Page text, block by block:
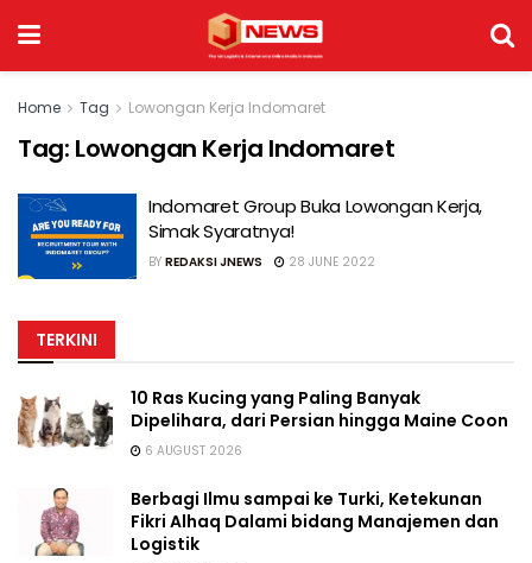
Home Tag Lowongan Kerja Indomaret
Tag: Lowongan Kerja Indomaret
Indomaret Group Buka Lowongan Kerja,
Simak Syaratnya!
BY REDAKSI JNEWS 28 JUNE 2022
TERKINI
10 Ras Kucing yang Paling Banyak
Dipelihara, dari Persian hingga Maine Coon
6 AUGUST 2026
Berbagi Ilmu sampai ke Turki, Ketekunan
Fikri Alhaq Dalami bidang Manajemen dan
Logistik